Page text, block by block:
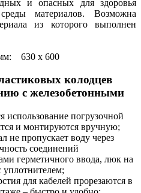
и опасных для здоровья
материалов. Возможна
из которого выполнен
мм: 630 x 600
колодцев
с железобетонными
использование погрузочной
и монтируются вручную;
не пропускает воду через
соединений
герметичного ввода, люк на
уплотнителем;
для кабелей прорезаются в